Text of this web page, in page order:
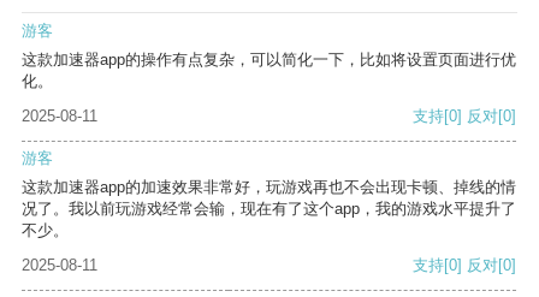
游客
这款加速器app的操作有点复杂，可以简化一下，比如将设置页面进行优
化。
2025-08-11
支持[0] 反对[0]
游客
这款加速器app的加速效果非常好，玩游戏再也不会出现卡顿、掉线的情
况了。我以前玩游戏经常会输，现在有了这个app，我的游戏水平提升了
不少。
2025-08-11
支持[0] 反对[0]